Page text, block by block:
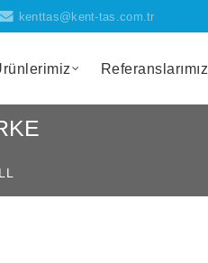
kenttas@kent-tas.com.tr
Referanslarımız